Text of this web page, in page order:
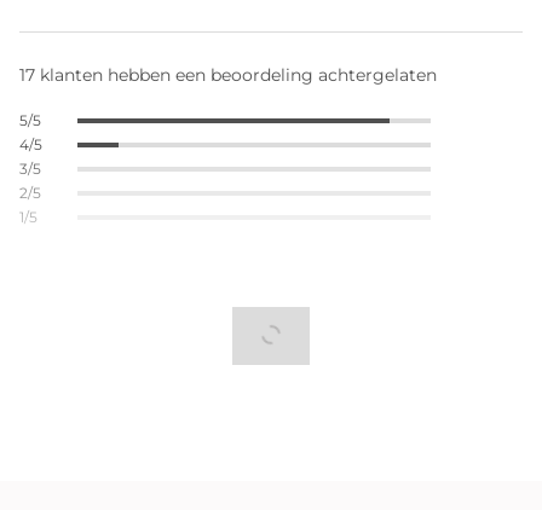
17 klanten hebben een beoordeling achtergelaten
5/5
4/5
3/5
2/5
1/5